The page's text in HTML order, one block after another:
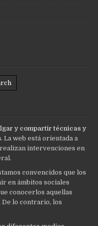
y compartir técnicas y
. La web está orientada a
intervenciones en
convencidos que los
en ámbitos sociales
conocerlos aquellas
lo contrario, los